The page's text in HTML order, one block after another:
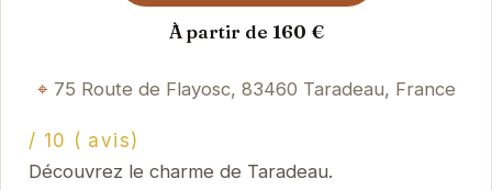
À partir de 160 €
75 Route de Flayosc, 83460 Taradeau, France
/ 10 ( avis)
Découvrez le charme de Taradeau.